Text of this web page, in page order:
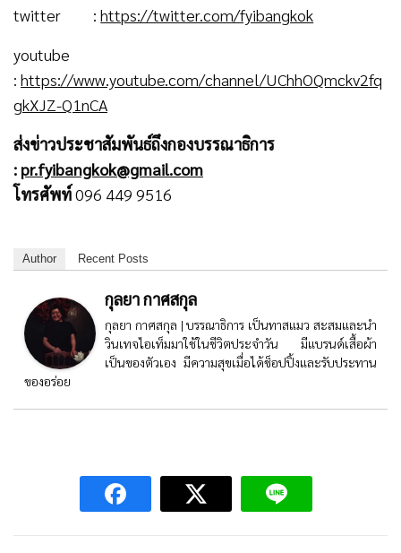
twitter :https://twitter.com/fyibangkok
youtube
:https://www.youtube.com/channel/UChhOQmckv2fq
gkXJZ-Q1nCA
ส่งข่าวประชาสัมพันธ์ถึงกองบรรณาธิการ
: pr.fyibangkok@gmail.com
โทรศัพท์096 449 9516
Author Recent Posts
กุลยา กาศสกุล
กุลยา กาศสกุล | บรรณาธิการ เป็นทาสแมว สะสมและนำ
วินเทจไอเท็มมาใช้ในชีวิตประจำวัน มีแบรนด์เสื้อผ้า
เป็นของตัวเอง มีความสุขเมื่อได้ช็อปปิ้งและรับประทาน
ของอร่อย